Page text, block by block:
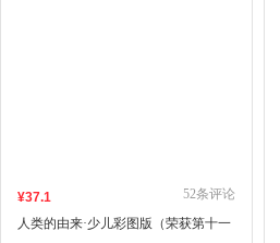
¥37.1
人类的由来·少儿彩图版（荣获第十一
52条评论